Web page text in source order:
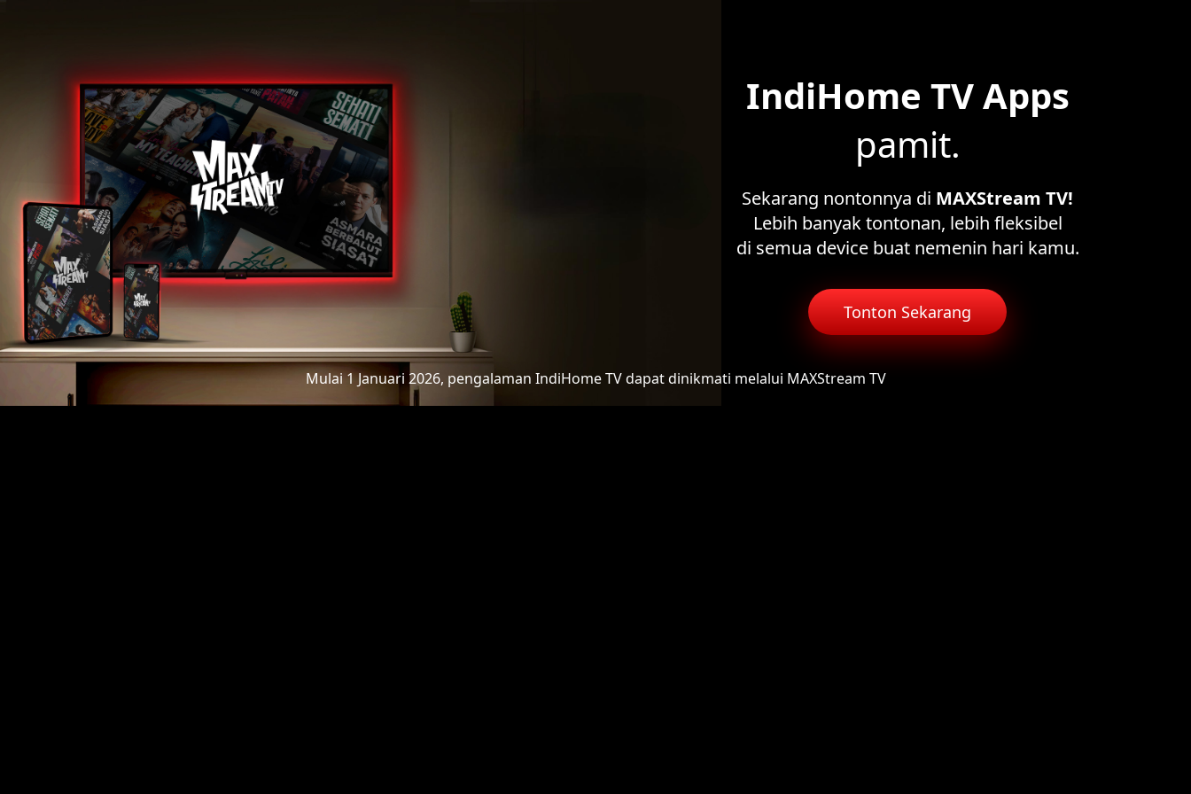
IndiHome TV Apps
pamit.
Sekarang nontonnya di MAXStream TV!
Lebih banyak tontonan, lebih fleksibel
di semua device buat nemenin hari kamu.
Tonton Sekarang
Mulai 1 Januari 2026, pengalaman IndiHome TVdapat dinikmati melalui MAXStream TV